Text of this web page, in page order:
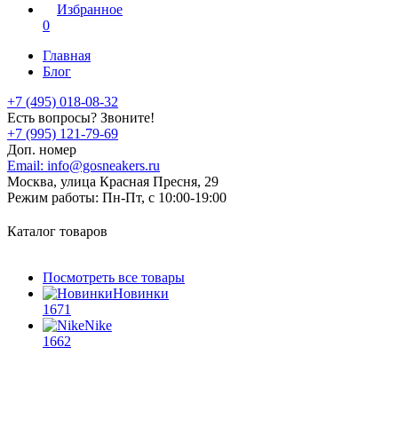
Избранное
0
Главная
Блог
+7 (495) 018-08-32
Есть вопросы? Звоните!
+7 (995) 121-79-69
Доп. номер
Email: info@gosneakers.ru
Москва, улица Красная Пресня, 29
Режим работы: Пн-Пт, с 10:00-19:00
Каталог товаров
Посмотреть все товары
Новинки
1671
Nike
1662